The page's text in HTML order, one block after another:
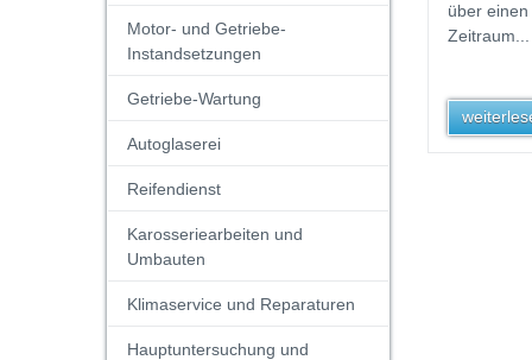
Motor- und Getriebe-
Instandsetzungen
Getriebe-Wartung
Autoglaserei
Reifendienst
Karosseriearbeiten und
Umbauten
Klimaservice und Reparaturen
Hauptuntersuchung und
über
Zeitraum...